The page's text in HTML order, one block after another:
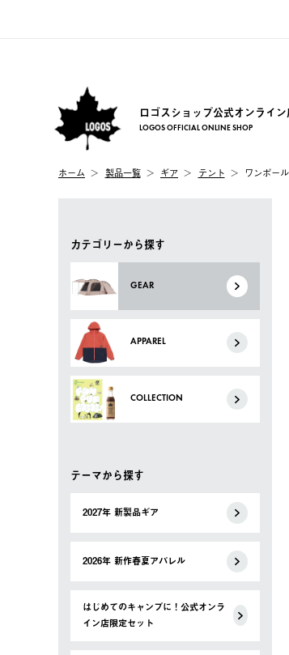
ロゴスショップ公式オンライ
LOGOS OFFICIAL ONLINE SHOP
ホーム 製品一覧 ギア テント ワンポー
カテゴリーから探す
GEAR
APPAREL
COLLECTION
テーマから探す
2027年 新製品ギア
2026年 新作春夏アパレル
はじめてのキャンプに！公式オンラ
イン店限定セット